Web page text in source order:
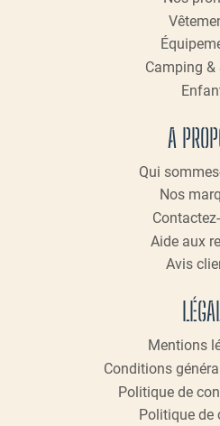
Camping &
A
Qui
Nos
Aide aux
Avis
Mentions
Conditions
Politique de
Politique de